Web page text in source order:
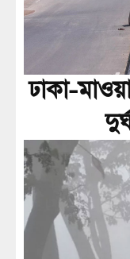
ঢাকা-